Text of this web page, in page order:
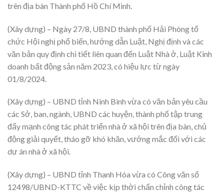
trên địa bàn Thành phố Hồ Chí Minh.
(Xây dựng) – Ngày 27/8, UBND thành phố Hải Phòng tổ
chức Hội nghị phổ biến, hướng dẫn Luật, Nghị định và các
văn bản quy định chi tiết liên quan đến Luật Nhà ở, Luật Kinh
doanh bất động sản năm 2023, có hiệu lực từ ngày
01/8/2024.
(Xây dựng) – UBND tỉnh Ninh Bình vừa có văn bản yêu cầu
các Sở, ban, ngành, UBND các huyện, thành phố tập trung
đẩy mạnh công tác phát triển nhà ở xã hội trên địa bàn, chủ
động giải quyết, tháo gỡ khó khăn, vướng mắc đối với các
dự án nhà ở xã hội.
(Xây dựng) – UBND tỉnh Thanh Hóa vừa có Công văn số
12498/UBND-KTTC về việc kịp thời chấn chỉnh công tác